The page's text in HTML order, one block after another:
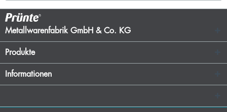
Metallwarenfabrik GmbH & Co. KG
Produkte
Informationen